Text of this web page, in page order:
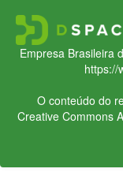
Empresa Brasileira
https://
O conteúdo do
Creative Commons